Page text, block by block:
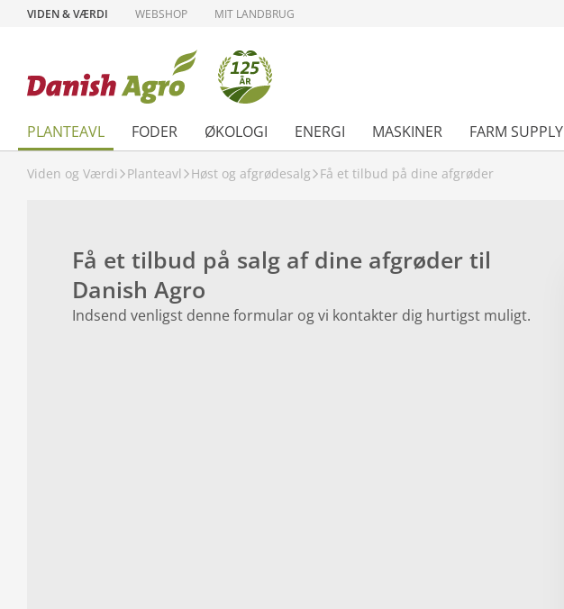
VIDEN & VÆRDI WEBSHOP MIT LANDBRUG
PLANTEAVL FODER ØKOLOGI ENERGI MASKINER FARM SUPPLY
Viden og Værdi Planteavl Høst og afgrødesalg Få et tilbud på dine afgrøder
Få et tilbud på salg af dine afgrøder til
Danish Agro
Indsend venligst denne formular og vi kontakter dig hurtigst muligt.